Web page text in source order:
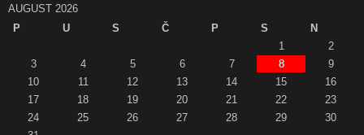
AUGUST 2026
P
U S Č P S
N
1
2
3
4 5 6 7 8
9
10
11 12 13 14 15
16
17
18 19 20 21 22
23
24
25 26 27 28 29
30